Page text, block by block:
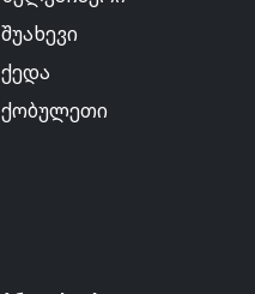
შუახევი
ქედა
ქობულეთი